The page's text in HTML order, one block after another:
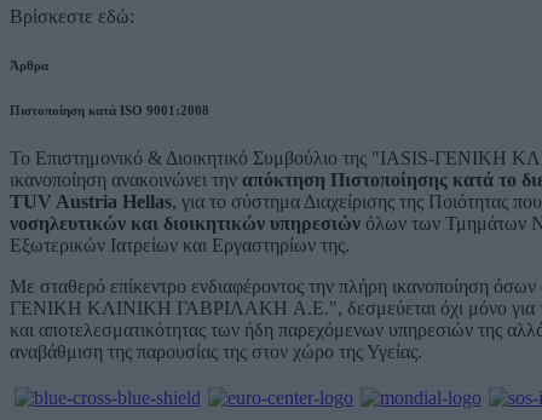
Βρίσκεστε εδώ:
Άρθρα
Πιστοποίηση κατά ISO 9001:2008
Το Επιστημονικό & Διοικητικό Συμβούλιο της "IASIS-ΓΕΝΙΚΗ
ικανοποίηση ανακοινώνει την απόκτηση Πιστοποίησης κατά το
TUV Austria Hellas, για το σύστημα Διαχείρισης της Ποιότητας
νοσηλευτικών και διοικητικών υπηρεσιών όλων των Τμημάτων
Εξωτερικών Ιατρείων και Εργαστηρίων της.
Με σταθερό επίκεντρο ενδιαφέροντος την πλήρη ικανοποίηση
ΓΕΝΙΚΗ ΚΛΙΝΙΚΗ ΓΑΒΡΙΛΑΚΗ A.E.", δεσμεύεται όχι μόνο για
και αποτελεσματικότητας των ήδη παρεχόμενων υπηρεσιών της
αναβάθμιση της παρουσίας της στον χώρο της Υγείας.